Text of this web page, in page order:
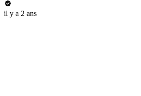
il y a 2 ans